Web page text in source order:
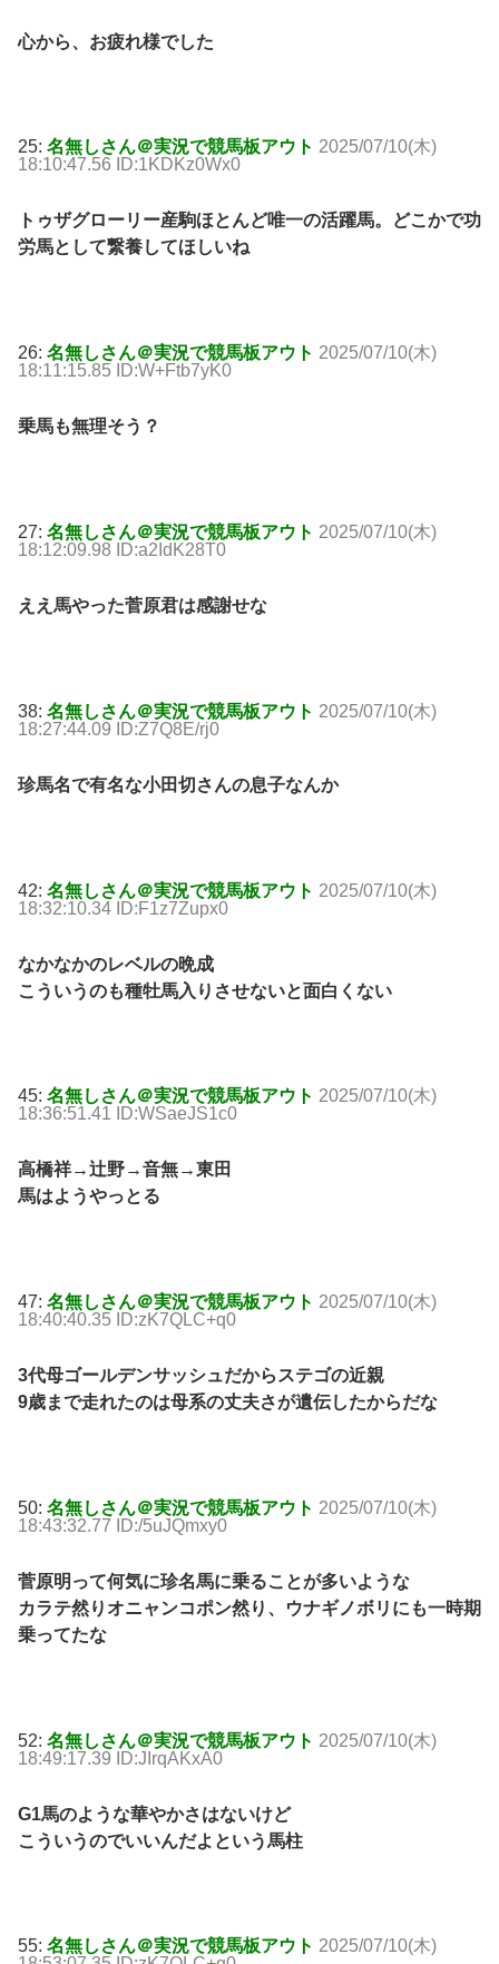
心から、お疲れ様でした
25: 名無しさん＠実況で競馬板アウト 2025/07/10(木)
18:10:47.56 ID:1KDKz0Wx0
トゥザグローリー産駒ほとんど唯一の活躍馬。どこかで功
労馬として繋養してほしいね
26: 名無しさん＠実況で競馬板アウト 2025/07/10(木)
18:11:15.85 ID:W+Ftb7yK0
乗馬も無理そう？
27: 名無しさん＠実況で競馬板アウト 2025/07/10(木)
18:12:09.98 ID:a2IdK28T0
ええ馬やった菅原君は感謝せな
38: 名無しさん＠実況で競馬板アウト 2025/07/10(木)
18:27:44.09 ID:Z7Q8E/rj0
珍馬名で有名な小田切さんの息子なんか
42: 名無しさん＠実況で競馬板アウト 2025/07/10(木)
18:32:10.34 ID:F1z7Zupx0
なかなかのレベルの晩成
こういうのも種牡馬入りさせないと面白くない
45: 名無しさん＠実況で競馬板アウト 2025/07/10(木)
18:36:51.41 ID:WSaeJS1c0
高橋祥→辻野→音無→東田
馬はようやっとる
47: 名無しさん＠実況で競馬板アウト 2025/07/10(木)
18:40:40.35 ID:zK7QLC+q0
3代母ゴールデンサッシュだからステゴの近親
9歳まで走れたのは母系の丈夫さが遺伝したからだな
50: 名無しさん＠実況で競馬板アウト 2025/07/10(木)
18:43:32.77 ID:/5uJQmxy0
菅原明って何気に珍名馬に乗ることが多いような
カラテ然りオニャンコポン然り、ウナギノボリにも一時期
乗ってたな
52: 名無しさん＠実況で競馬板アウト 2025/07/10(木)
18:49:17.39 ID:JIrqAKxA0
G1馬のような華やかさはないけど
こういうのでいいんだよという馬柱
55: 名無しさん＠実況で競馬板アウト 2025/07/10(木)